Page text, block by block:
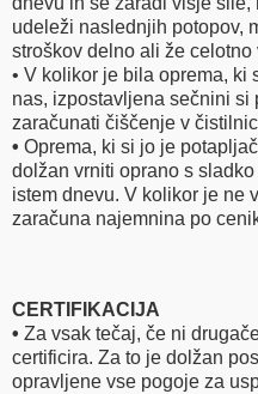
udeleži naslednjih potopov,
stroškov delno ali že
• V kolikor je bila oprema,
nas, izpostavljena sečnini si
zaračunati čiščenje v
• Oprema, ki si jo je
dolžan vrniti oprano s
istem dnevu. V kolikor je ne
zaračuna najemnina po
CERTIFIKACIJA
• Za vsak tečaj, če ni
certificira. Za to je dolžan
opravljene vse pogoje za